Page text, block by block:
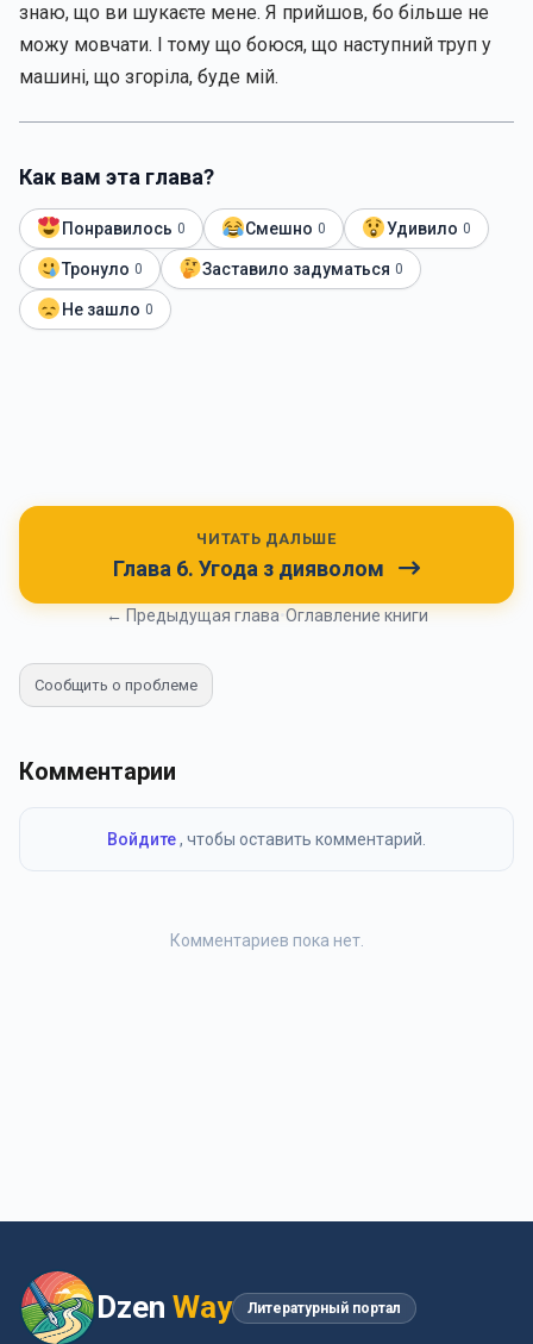
знаю, що ви шукаєте мене. Я прийшов, бо більше не
можу мовчати. І тому що боюся, що наступний труп у
машині, що згоріла, буде мій.
Как вам эта глава?
Понравилось 0 Смешно 0 Удивило 0
Тронуло 0 Заставило задуматься 0
Не зашло 0
ЧИТАТЬ ДАЛЬШЕ
Глава 6. Угода з дияволом
← Предыдущая глава Оглавление книги
Сообщить о проблеме
Комментарии
Войдите, чтобы оставить комментарий.
Комментариев пока нет.
Dzen Way Литературный портал